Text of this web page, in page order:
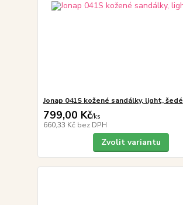
Jonap 041S kožené sandálky, light, šedé
799,00 Kč/ks
660,33 Kč bez DPH
Zvolit variantu